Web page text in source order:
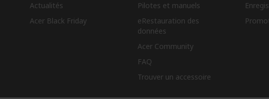
Actualités
Acer Black Friday
Pilotes et manuels
eRestauration des
données​
Acer Community
FAQ
Trouver un accessoire